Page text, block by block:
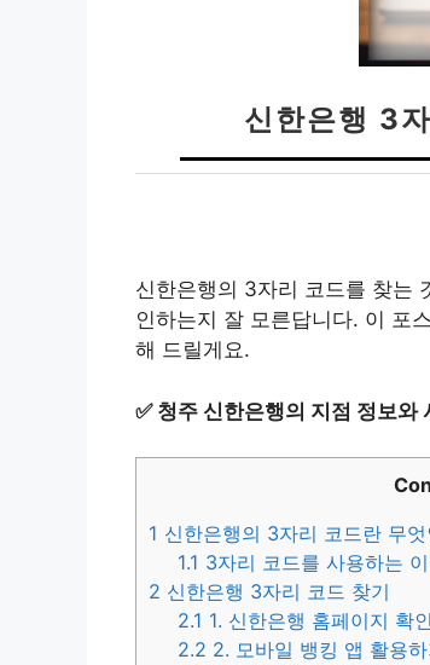
신한은행 3
신한은행의 3자리 코드를 찾는
인하는지 잘 모른답니다. 이 포
해 드릴게요.
✅ 청주 신한은행의 지점 정보와
1 신한은행의 3자리 코드란 무
1.1 3자리 코드를 사용하는
2 신한은행 3자리 코드 찾기
2.1 1. 신한은행 홈페이지 확
2.2 2. 모바일 뱅킹 앱 활용하